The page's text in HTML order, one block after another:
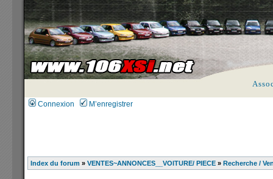
Connexion M’enregistrer
Index du forum » VENTES~ANNONCES__VOITURE/ PIECE » Recherche /